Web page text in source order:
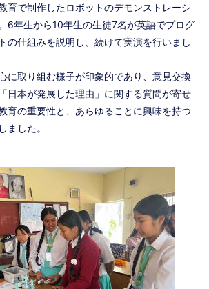
育で制作したロボットのデモンストレーシ
6年生から10年生の生徒7名が英語でプログ
の仕組みを説明し、続けて実演を行いまし
に取り組む様子が印象的であり、意見交換
日本が発展した理由」に関する質問が寄せ
育の重要性と、あらゆることに興味を持つ
ました。